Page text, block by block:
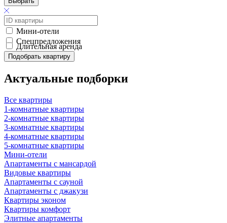
Мини-отели
Спецпредложения
Длительная аренда
Подобрать квартиру
Актуальные подборки
Все квартиры
1-комнатные квартиры
2-комнатные квартиры
3-комнатные квартиры
4-комнатные квартиры
5-комнатные квартиры
Мини-отели
Апартаменты с мансардой
Видовые квартиры
Апартаменты с сауной
Апартаменты с джакузи
Квартиры эконом
Квартиры комфорт
Элитные апартаменты